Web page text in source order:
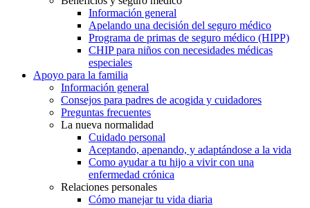
Información general
Apelando una decisión del seguro médico
Programa de primas de seguro médico (HIPP)
CHIP para niños con necesidades médicas
especiales
Apoyo para la familia
Información general
Consejos para padres de acogida y cuidadores
Preguntas frecuentes
La nueva normalidad
Cuidado personal
Aceptando, apenando, y adaptándose a la vida
Como ayudar a tu hijo a vivir con una
enfermedad crónica
Relaciones personales
Cómo manejar tu vida diaria